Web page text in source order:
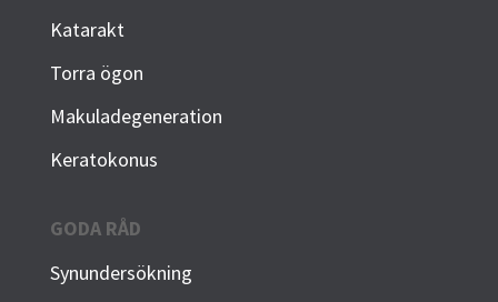
Katarakt
Torra ögon
Makuladegeneration
Keratokonus
GODA RÅD
Synundersökning